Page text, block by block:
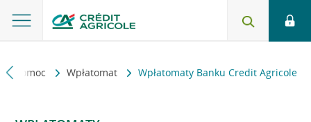
i pomoc Wpłatomat Wpłatomaty Banku Credit Agricole